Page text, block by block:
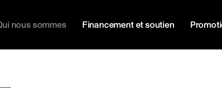
nous sommes Financement et soutien